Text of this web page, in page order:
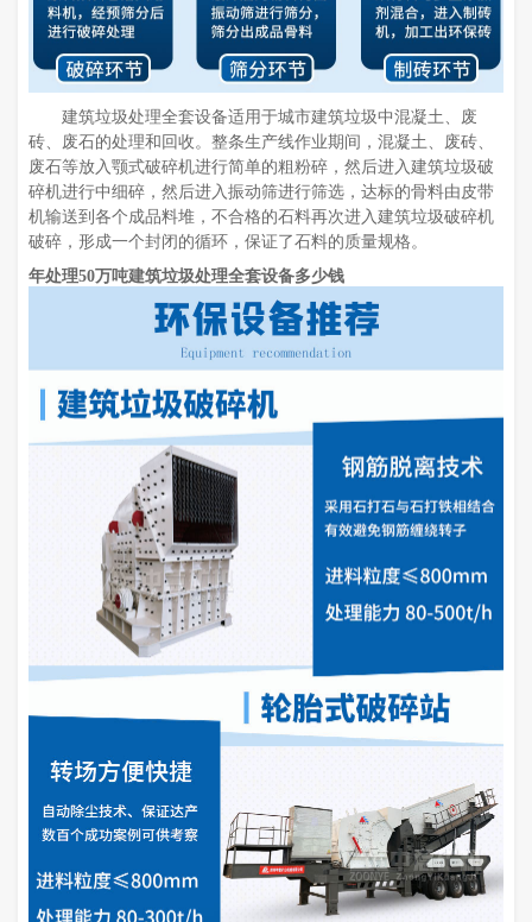
建筑垃圾处理全套设备适用于城市建筑垃圾中混凝土、废
砖、废石的处理和回收。整条生产线作业期间，混凝土、废砖、
废石等放入颚式破碎机进行简单的粗粉碎，然后进入建筑垃圾破
碎机进行中细碎，然后进入振动筛进行筛选，达标的骨料由皮带
机输送到各个成品料堆，不合格的石料再次进入建筑垃圾破碎机
破碎，形成一个封闭的循环，保证了石料的质量规格。
年处理50万吨建筑垃圾处理全套设备多少钱